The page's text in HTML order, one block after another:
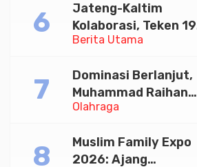
Tabungan Bima Bank
Jateng
Berita Utama
Jateng-Kaltim
Kolaborasi, Teken 19
Kerja Sama Ekonomi
Olahraga
Dominasi Berlanjut,
Muhammad Raihan
Fadila Sabet Emas
Taekwondo Indonesia
Open 2026
Muslim Family Expo
2026: Ajang